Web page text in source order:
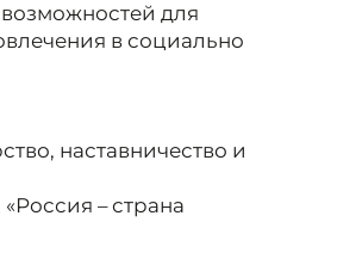
для
в социально
наставничество и
– страна